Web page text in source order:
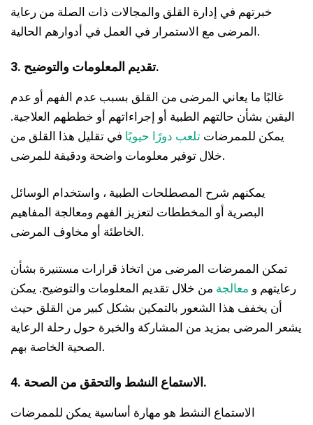
خبرتهم في إدارة القلق والمجالات ذات الصلة من رعاية
المرضى مع الاستمرار في العمل في أدوارهم الحالية.
3. تقديم المعلومات والتوضيح.
غالبًا ما يعاني المرضى من القلق بسبب عدم الفهم أو عدم
اليقين بشأن حالتهم الطبية أو إجراءاتهم أو خططهم العلاجية.
يمكن للممرضات تلعب دورًا حيويًا في تقليل هذا القلق من
خلال توفير معلومات واضحة ودقيقة للمرضى.
يمكنهم شرح المصطلحات الطبية ، واستخدام الوسائل
البصرية أو المخططات لتعزيز الفهم ومعالجة المفاهيم
الخاطئة أو مخاوف المرضى.
تمكن الممرضات المرضى من اتخاذ قرارات مستنيرة بشأن
رعايتهم و معالجة من خلال تقديم المعلومات والتوضيح. يمكن
أن يخفف هذا الشعور بالتمكين بشكل كبير من القلق حيث
يشعر المرضى بمزيد من المشاركة والخبرة حول رحلة الرعاية
الصحية الخاصة بهم.
4. الاستماع النشط والتحقق من الصحة.
الاستماع النشط هو مهارة أساسية يمكن للممرضات